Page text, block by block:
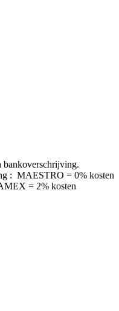
bankoverschrijving.
: MAESTRO = 0% kosten
= 2% kosten